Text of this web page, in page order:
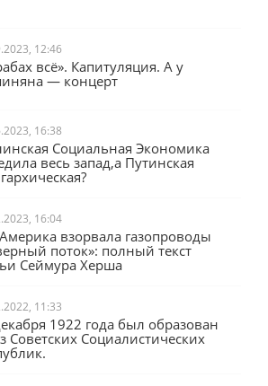
12:46
всё». Капитуляция. А у
— концерт
16:38
Социальная Экономика
весь запад,а Путинская
16:04
взорвала газопроводы
поток»: полный текст
Сеймура Херша
11:33
1922 года был образован
Советских Социалистических